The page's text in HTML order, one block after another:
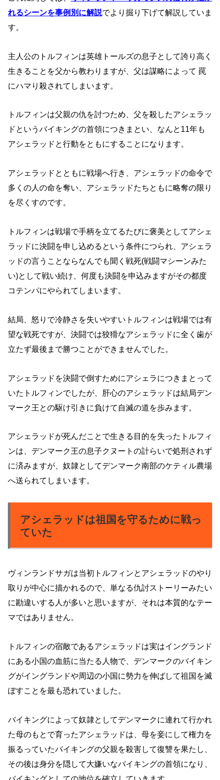
れるシーンを事例別に解説でより掘り下げて解説していま
す。
主人公のトルフィンは英雄トールズの息子として誇り高く
生きることを父から教わりますが、父は謀略によって 罠
にハマり殺されてしまいます。
トルフィンは父親の仇を討つため、父を殺したアシェラッ
ドというバイキングの首領につきまとい、なんと11年も
アシェラッドと行動をともにすることになります。
アシェラッドとともに戦場へ行き、アシェラッドの命令で
多くの人の命を奪い、アシェラッドたちともに略奪の限り
を尽くすのです。
トルフィンは戦場で手柄を立てるたびに褒美としてアシェ
ラッドに決闘を申し込めるという条件につられ、アシェラ
ッドの言うことならなんでも聞く戦死(戦闘マシーンみた
い)として戦い続け、何度も決闘を申込みますがその都度
コテンパにやられてしまいます。
結局、怒りで冷静さを失いやすいトルフィンは戦場では有
望な戦死ですが、決闘では狡猾なアシェラッドに全く歯が
立たず最後まで勝つことができませんでした。
アシェラッドを決闘で倒すためにアシェラにつきまとって
いたトルフィンでしたが、肝心のアシェラッドは結局デン
マーク王との駆け引きに負けて自滅の道を歩みます。
アシェラッドが死んだことで生きる目的を失ったトルフィ
ンは、デンマーク王の息子クヌートの計らいで処刑されず
に済みますが、奴隷としてデンマーク南部のケティル農場
へ送られてしまいます。
アシェラッドは祖国を守るために戦っ
ていた
ヴィンランドサガは当初トルフィンとアシェラッドのやり
取りが中心に描かれるので、単なる仇討ストーリーみたい
に勘違いする人が多いと思いますが、それは本質的なテー
マではありません。
トルフィンの宿敵であるアシェラッドは実はイングランド
にある小国の血筋に当たる人物で、デンマークのバイキン
グがイングランドや周辺の小国に勢力を伸ばして祖国を滅
ぼすことを最も恐れていました。
バイキングによって奴隷としてデンマークに連れて行かれ
た母のもとで育ったアシェラッドは、母を妾にして権力を
振るっていたバイキングの父親を殺害して復讐を果たし、
その後は身分を隠して大嫌いなバイキングの首領になり、